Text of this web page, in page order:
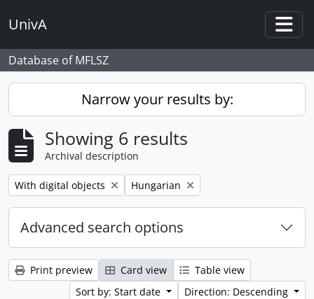
UnivA
Database of MFLSZ
Narrow your results by:
Showing 6 results
Archival description
Remove filter:
With digital objects Remove filter:
Hungarian
Advanced search options
Print preview Card view
Table view
Sort by: Start date
Direction: Descending